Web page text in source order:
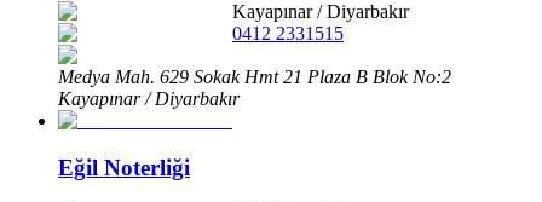
Kayapınar/Diyarbakır
0412 2331515
Medya Mah. 629 Sokak Hmt 21 Plaza B Blok No:2
Kayapınar / Diyarbakır
Eğil Noterliği